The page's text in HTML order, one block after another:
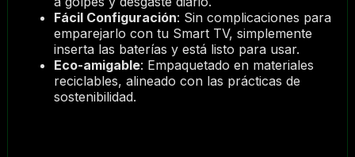
Fácil Configuración: Sin complicaciones para
emparejarlo con tu Smart TV, simplemente
inserta las baterías y está listo para usar.
Eco-amigable: Empaquetado en materiales
reciclables, alineado con las prácticas de
sostenibilidad.